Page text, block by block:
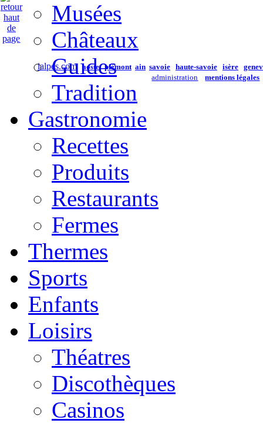
Musées
Châteaux
Guides
Tradition
Gastronomie
Recettes
Produits
Restaurants
Fermes
Thermes
Sports
Enfants
Loisirs
Théatres
Discothèques
Casinos
ialpes.com aoste piémont ain savoie haute-savoie isère
administration
mentions légales